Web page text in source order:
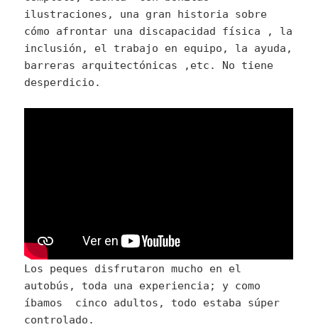
ilustraciones, una gran historia sobre
cómo afrontar una discapacidad física , la
inclusión, el trabajo en equipo, la ayuda,
barreras arquitectónicas ,etc. No tiene
desperdicio.
Los peques disfrutaron mucho en el
autobús, toda una experiencia; y como
íbamos cinco adultos, todo estaba súper
controlado.